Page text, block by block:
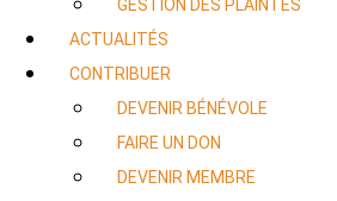
GESTION DES PLAINTES
ACTUALITÉS
CONTRIBUER
DEVENIR BÉNÉVOLE
FAIRE UN DON
DEVENIR MEMBRE